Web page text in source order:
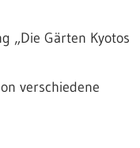
„Die Gärten Kyotos
verschiedene